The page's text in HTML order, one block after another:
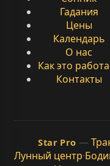
Гадания
Цены
Календарь
О нас
Как это
Контакты
Star Pro —
Лунный центр·